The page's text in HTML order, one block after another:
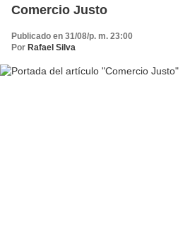
Comercio Justo
Publicado en 31/08/p. m. 23:00
Por Rafael Silva